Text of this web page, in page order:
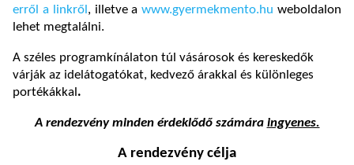
erről a linkről , illetve awww.gyermekmento.hu weboldalon
lehet megtalálni.
A széles programkínálaton túl vásárosok és kereskedők
várják az idelátogatókat, kedvező árakkal és különleges
portékákkal .
A rendezvény minden érdeklődő számára ingyenes.
A rendezvény célja